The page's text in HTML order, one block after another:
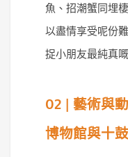
魚、招潮蟹同埋
以盡情享受呢份
捉小朋友最純真
02 | 藝術與
博物館與十